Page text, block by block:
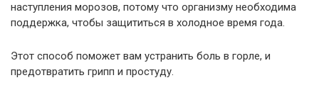
наступления морозов, потому что организму необходима
поддержка, чтобы защититься в холодное время года.
Этот способ поможет вам устранить боль в горле, и
предотвратить грипп и простуду.